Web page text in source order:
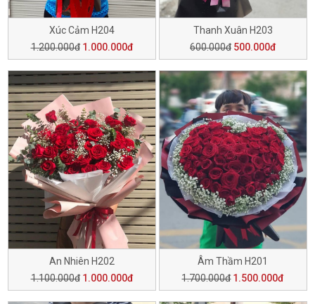
Xúc Cảm H204
1.200.000đ 1.000.000đ
Thanh Xuân H203
600.000đ 500.000đ
An Nhiên H202
1.100.000đ 1.000.000đ
Âm Thầm H201
1.700.000đ 1.500.000đ